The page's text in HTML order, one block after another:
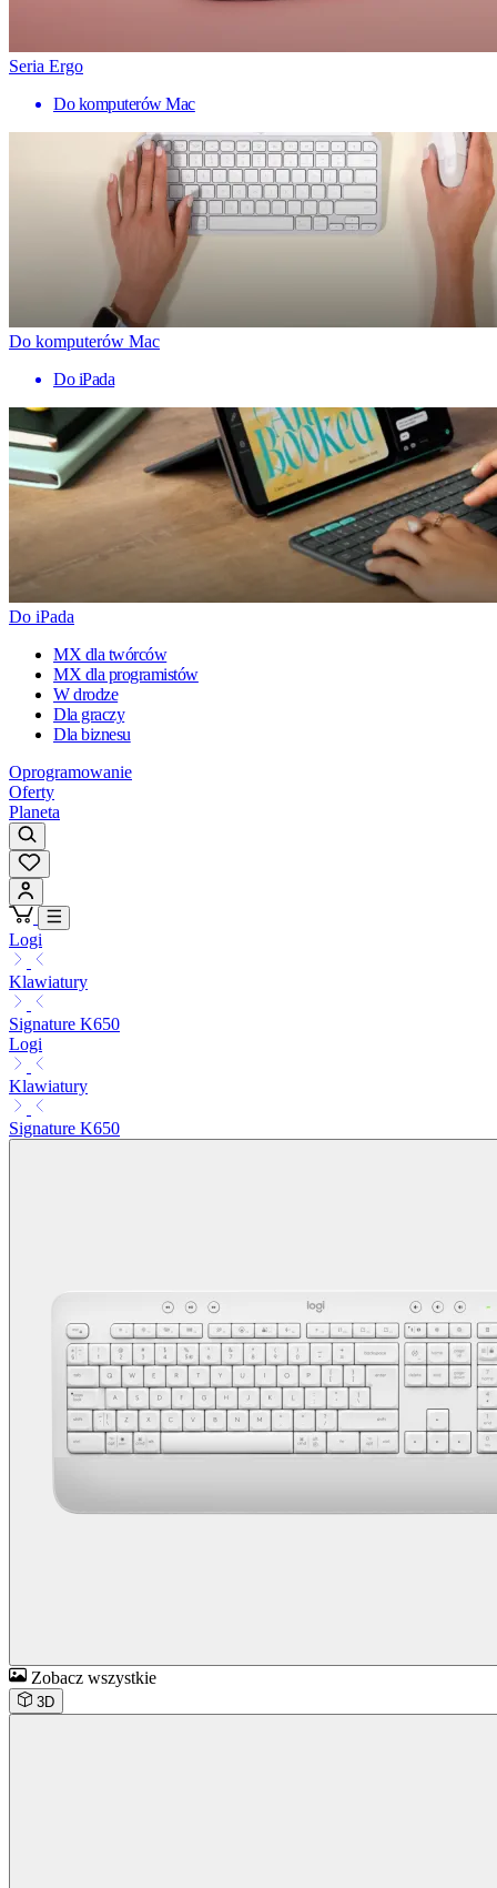
Seria Ergo
Do komputerów Mac
Do komputerów Mac
Do iPada
Do iPada
MX dla twórców
MX dla programistów
W drodze
Dla graczy
Dla biznesu
Oprogramowanie
Oferty
Planeta
Logi
Klawiatury
Signature K650
Logi
Klawiatury
Signature K650
Zobacz wszystkie
3D